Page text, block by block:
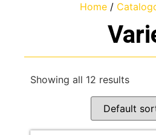
Home/
Showing all 12 results